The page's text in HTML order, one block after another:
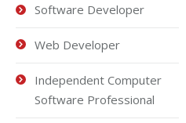
Software Developer
Web Developer
Independent Computer
Software Professional